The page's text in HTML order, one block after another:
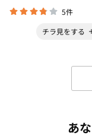
5件
チラ見をする
あ